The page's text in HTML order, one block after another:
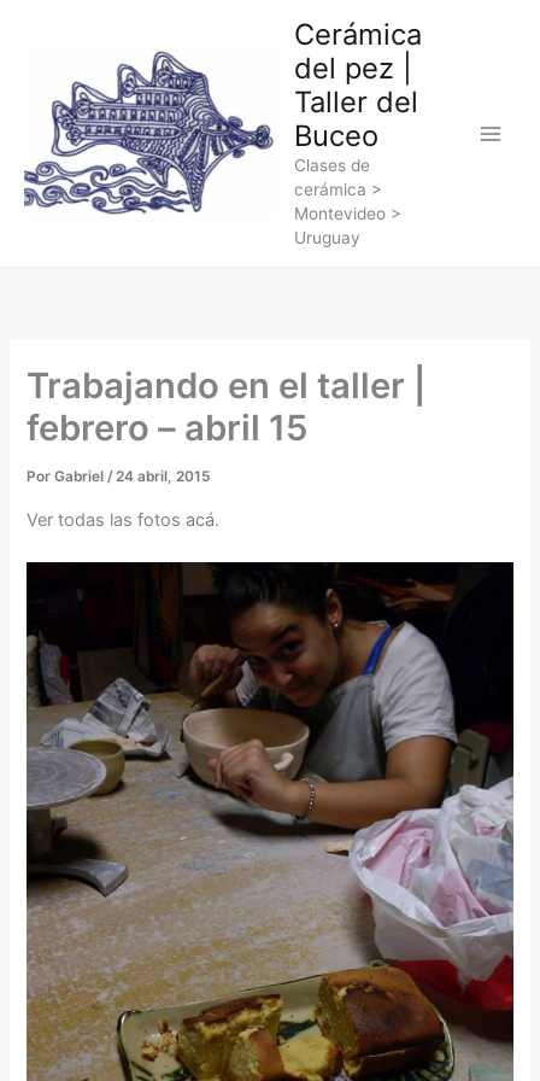
Cerámica
del pez |
Taller del
Buceo
Clases de
cerámica >
Montevideo >
Uruguay
Trabajando en el taller |
febrero – abril 15
PorGabriel/24 abril, 2015
Ver todas las fotosacá.